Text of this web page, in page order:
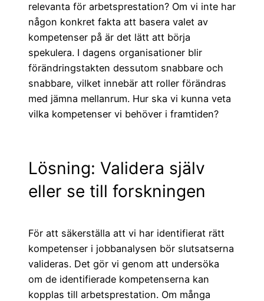
relevanta för arbetsprestation? Om vi inte har
någon konkret fakta att basera valet av
kompetenser på är det lätt att börja
spekulera. I dagens organisationer blir
förändringstakten dessutom snabbare och
snabbare, vilket innebär att roller förändras
med jämna mellanrum. Hur ska vi kunna veta
vilka kompetenser vi behöver i framtiden?
Lösning: Validera själv
eller se till forskningen
För att säkerställa att vi har identifierat rätt
kompetenser i jobbanalysen bör slutsatserna
valideras. Det gör vi genom att undersöka
om de identifierade kompetenserna kan
kopplas till arbetsprestation. Om många